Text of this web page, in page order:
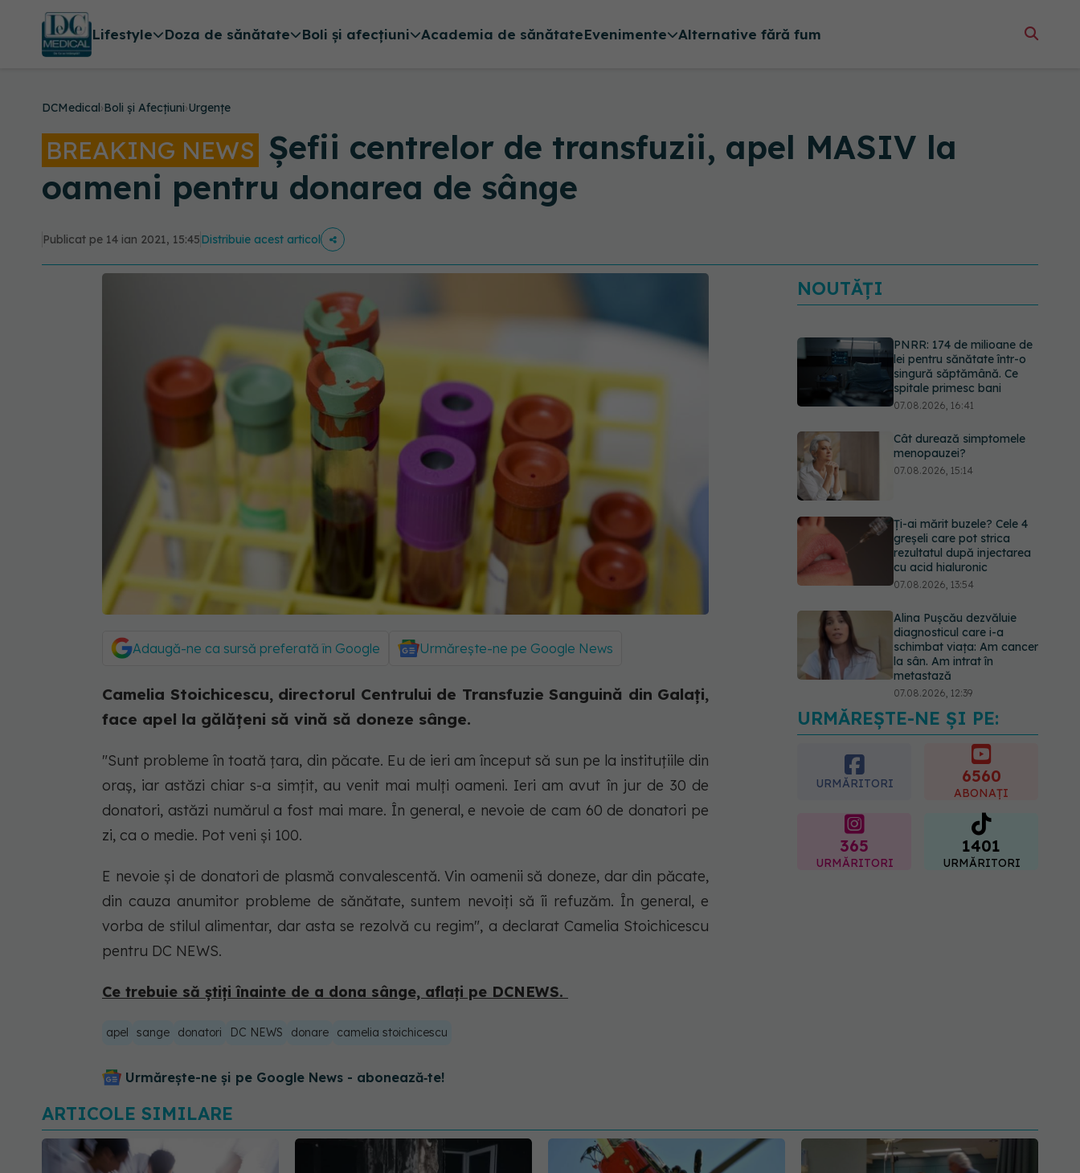
Lifestyle Doza de sănătate Boli și afecțiuni Academia de sănătateEvenimente Alternative fără fum
DCMedical›Boli și Afecțiuni›Urgențe
BREAKING NEWS Şefii centrelor de transfuzii, apel MASIV la
oameni pentru donarea de sânge
Publicat pe 14 ian 2021, 15:45Distribuie acest articol
Adaugă-ne ca sursă preferată în Google Urmărește-ne pe Google News
Camelia Stoichicescu, directorul Centrului de Transfuzie Sanguină din Galaţi,
face apel la gălăţeni să vină să doneze sânge.
"Sunt probleme în toată ţara, din păcate. Eu de ieri am început să sun pe la instituţiile din
oraş, iar astăzi chiar s-a simţit, au venit mai mulţi oameni. Ieri am avut în jur de 30 de
donatori, astăzi numărul a fost mai mare. În general, e nevoie de cam 60 de donatori pe
zi, ca o medie. Pot veni şi 100.
E nevoie şi de donatori de plasmă convalescentă. Vin oamenii să doneze, dar din păcate,
din cauza anumitor probleme de sănătate, suntem nevoiţi să îi refuzăm. În general, e
vorba de stilul alimentar, dar asta se rezolvă cu regim", a declarat Camelia Stoichicescu
pentru DC NEWS.
Ce trebuie să ştiţi înainte de a dona sânge, aflați pe DCNEWS.
apel sange donatori DC NEWS donare camelia stoichicescu
Urmărește-ne și pe Google News - abonează‑te!
NOUTĂȚI
PNRR: 174 de milioane de
lei pentru sănătate într-o
singură săptămână. Ce
spitale primesc bani
07.08.2026, 16:41
Cât durează simptomele
menopauzei?
07.08.2026, 15:14
Ți-ai mărit buzele? Cele 4
greșeli care pot strica
rezultatul după injectarea
cu acid hialuronic
07.08.2026, 13:54
Alina Pușcău dezvăluie
diagnosticul care i-a
schimbat viața: Am cancer
la sân. Am intrat în
metastază
07.08.2026, 12:39
Dieta care poate crește
brusc colesterolul. Cine
este mai expus
07.08.2026, 17:22
URMĂREȘTE-NE ȘI PE:
URMĂRITORI 6560
ABONAȚI
365
URMĂRITORI
1401
URMĂRITORI
ARTICOLE SIMILARE